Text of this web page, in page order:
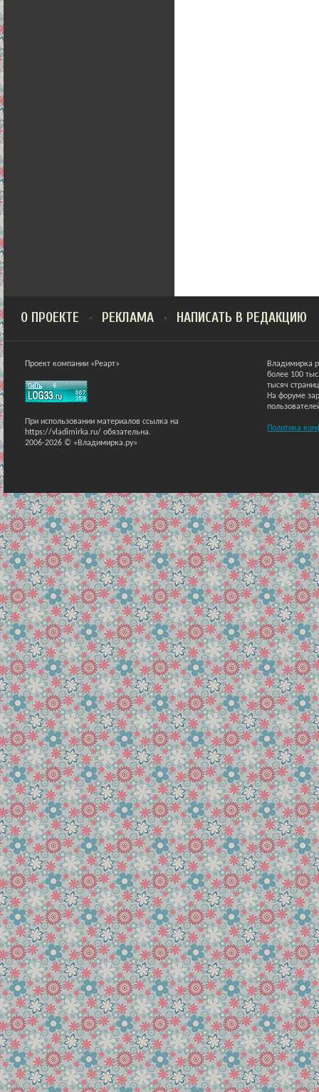
О ПРОЕКТЕ РЕКЛАМА НАПИСАТЬ В РЕДАКЦИЮ
Проект компании «Реарт»
При использовании материалов ссылка на
https://vladimirka.ru/ обязательна.
2006-2026 © «Владимирка.ру»
Владимирка
более 100
тысяч
На форуме
Политика